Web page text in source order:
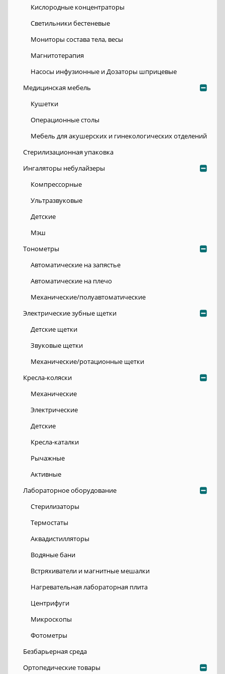
Кислородные концентраторы
Светильники бестеневые
Мониторы состава тела, весы
Магнитотерапия
Насосы инфузионные и Дозаторы шприцевые
Медицинская мебель
Кушетки
Операционные столы
Мебель для акушерских и гинекологических отделений
Стерилизационная упаковка
Ингаляторы небулайзеры
Компрессорные
Ультразвуковые
Детские
Мэш
Тонометры
Автоматические на запястье
Автоматические на плечо
Механические/полуавтоматические
Электрические зубные щетки
Детские щетки
Звуковые щетки
Механические/ротационные щетки
Кресла-коляски
Механические
Электрические
Детские
Кресла-каталки
Рычажные
Активные
Лабораторное оборудование
Стерилизаторы
Термостаты
Аквадистилляторы
Водяные бани
Встряхиватели и магнитные мешалки
Нагревательная лабораторная плита
Центрифуги
Микроскопы
Фотометры
Безбарьерная среда
Ортопедические товары